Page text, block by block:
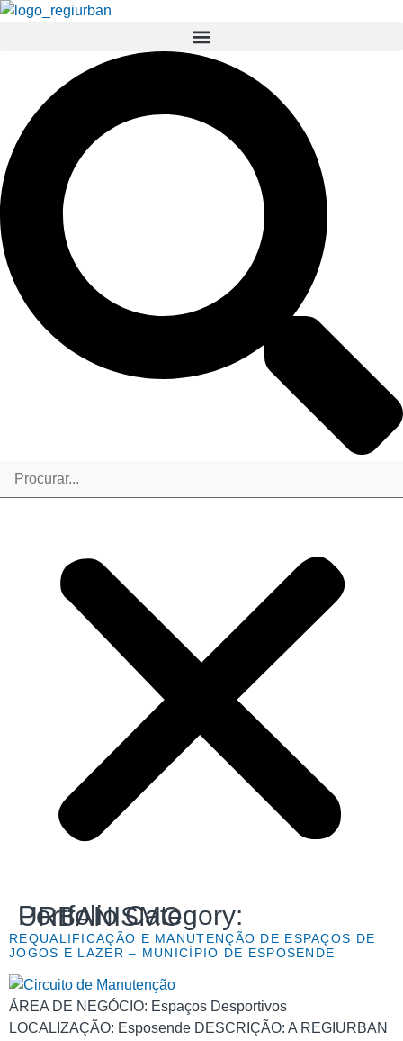
Portfolio Category:
URBANISMO
REQUALIFICAÇÃO E MANUTENÇÃO DE ESPAÇOS DE
JOGOS E LAZER – MUNICÍPIO DE ESPOSENDE
ÁREA DE NEGÓCIO: Espaços Desportivos
LOCALIZAÇÃO: Esposende DESCRIÇÃO: A REGIURBAN